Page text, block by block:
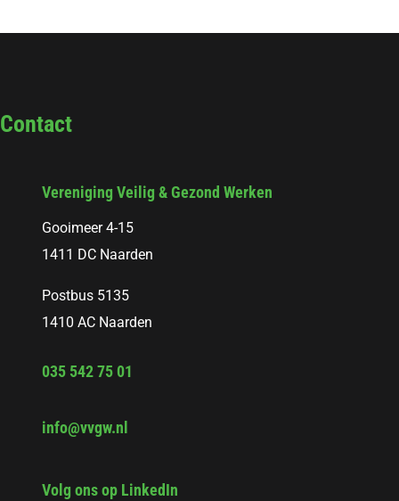
Contact
Vereniging Veilig & Gezond Werken
Gooimeer 4-15
1411 DC Naarden
Postbus 5135
1410 AC Naarden
035 542 75 01
info@vvgw.nl
Volg ons op LinkedIn